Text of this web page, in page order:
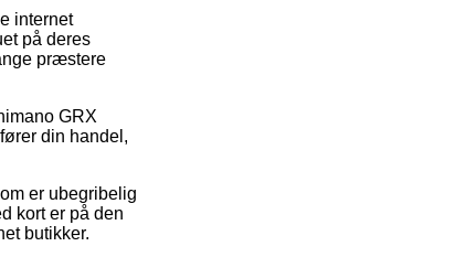
internet
på deres
præstere
GRX
din handel,
er ubegribelig
kort er på den
butikker.